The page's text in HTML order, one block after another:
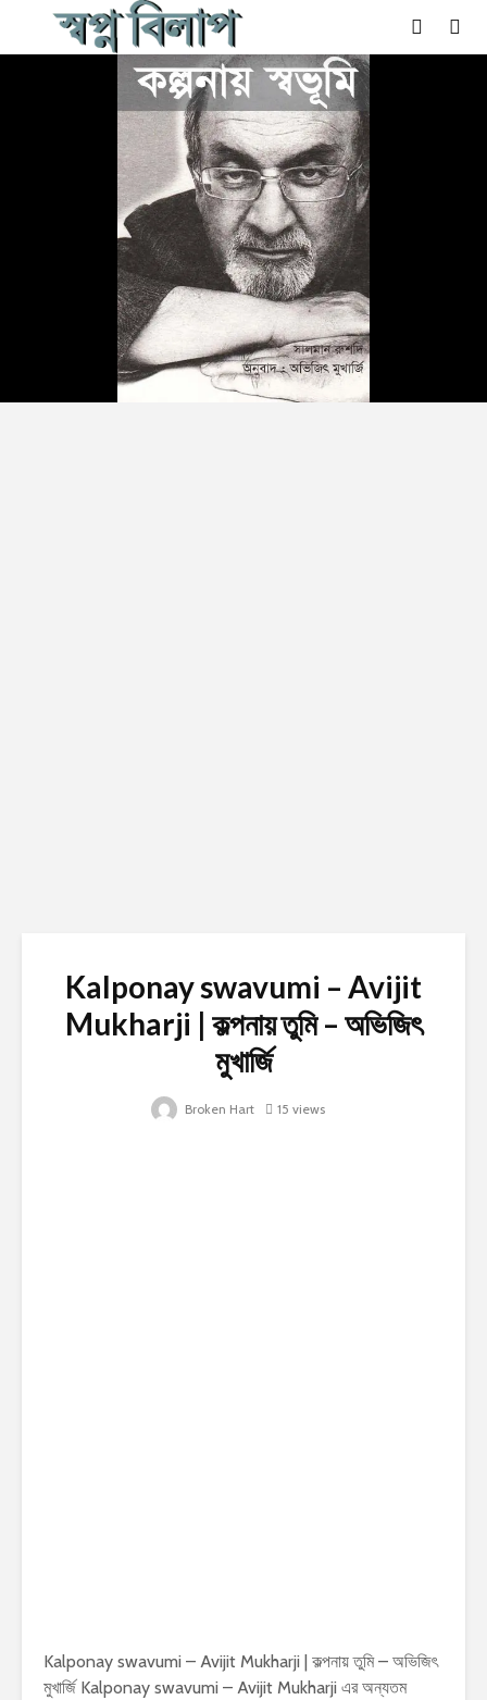
Kalponay swavumi – Avijit
Mukharji | কল্পনায় তুমি – অভিজিৎ
মুখার্জি
Broken Hart 15 views
Kalponay swavumi – Avijit Mukharji | কল্পনায় তুমি – অভিজিৎ
মুখার্জি Kalponay swavumi – Avijit Mukharji এর অন্যতম